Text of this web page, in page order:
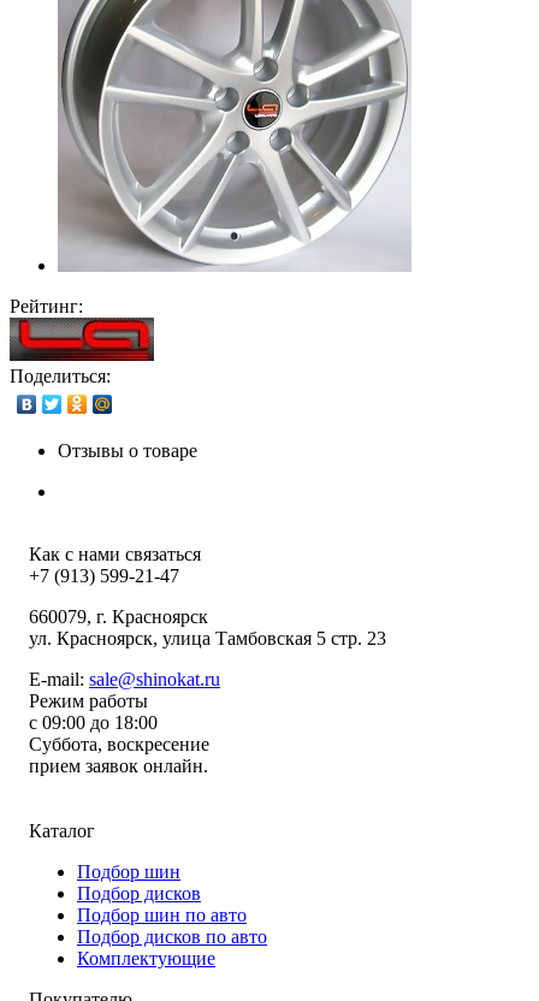
Рейтинг:
Поделиться:
Отзывы о товаре
Как с нами связаться
+7 (913) 599-21-47
660079, г. Красноярск
ул. Красноярск, улица Тамбовская 5 стр. 23
E-mail: sale@shinokat.ru
Режим работы
с 09:00 до 18:00
Суббота, воскресение
прием заявок онлайн.
Каталог
Подбор шин
Подбор дисков
Подбор шин по авто
Подбор дисков по авто
Комплектующие